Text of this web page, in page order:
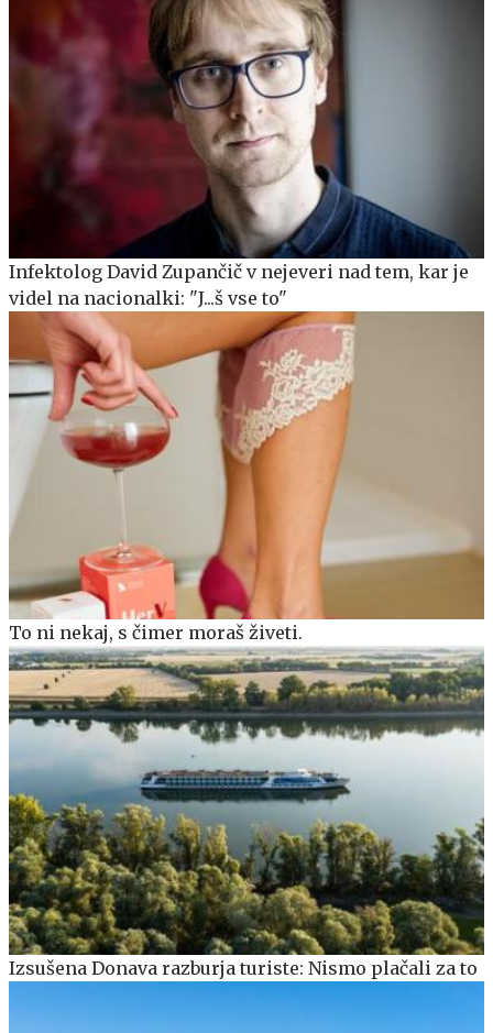
Infektolog David Zupančič v nejeveri nad tem, kar je
videl na nacionalki: "J...š vse to"
To ni nekaj, s čimer moraš živeti.
Izsušena Donava razburja turiste: Nismo plačali za to